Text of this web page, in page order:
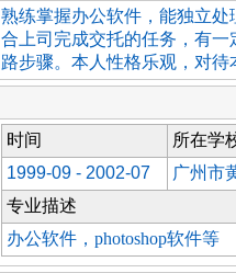
熟练掌握办公软件，能独立
合上司完成交托的任务，有
路步骤。本人性格乐观，对
时间
所在学
1999-09 - 2002-07
广州市
专业描述
办公软件，photoshop软件等